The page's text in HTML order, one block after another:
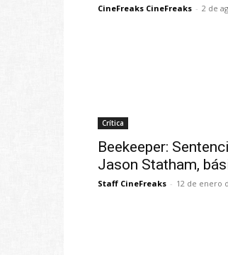
CineFreaks CineFreaks - 2 de
Crítica
Beekeeper:
Jason Statham,
Staff CineFreaks - 12 de enero